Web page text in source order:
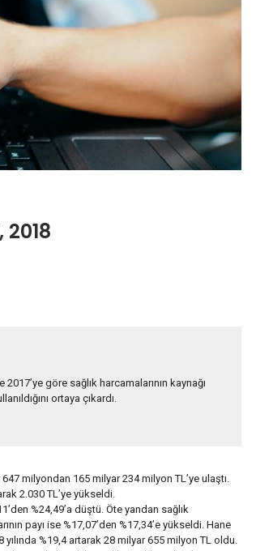
göre sağlık harcamalarının kaynağı
ortaya çıkardı.
milyondan 165 milyar 234 milyon TL’ye ulaştı.
2.030 TL’ye yükseldi.
%24,49’a düştü. Öte yandan sağlık
payı ise %17,07’den %17,34’e yükseldi. Hane
%19,4 artarak 28 milyar 655 milyon TL oldu.